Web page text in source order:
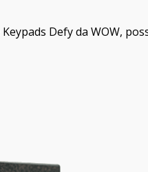
Defy da WOW,